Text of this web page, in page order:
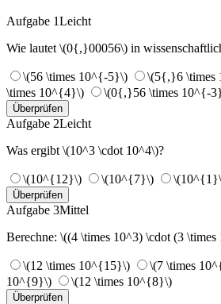
Aufgabe 1Leicht
Wie lautet \(0{,}00056\) in
\(56 \times 10^{-5}\) \(5{,}6 \times
\times 10^{4}\)
\(0{,}56 \times 10^{-
Überprüfen
Aufgabe 2Leicht
Was ergibt \(10^3 \cdot 10^4\)?
\(10^{12}\) \(10^{7}\)
Überprüfen
Aufgabe 3Mittel
Berechne: \((4 \times 10^3) \cdot (3 \times
\(12 \times 10^{15}\) \(7 \times
10^{9}\)
\(12 \times 10^{8}\)
Überprüfen